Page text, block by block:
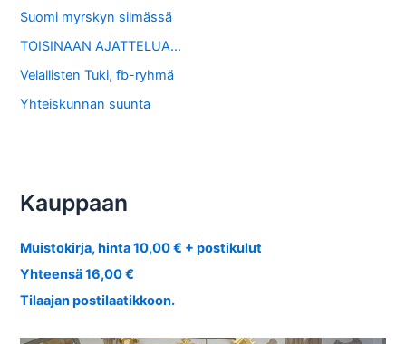
Suomi myrskyn silmässä
TOISINAAN AJATTELUA…
Velallisten Tuki, fb-ryhmä
Yhteiskunnan suunta
Kauppaan
Muistokirja, hinta 10,00 € + postikulut
Yhteensä 16,00 €
Tilaajan postilaatikkoon.